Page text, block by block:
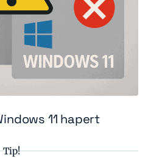
11 hapert
Tip!